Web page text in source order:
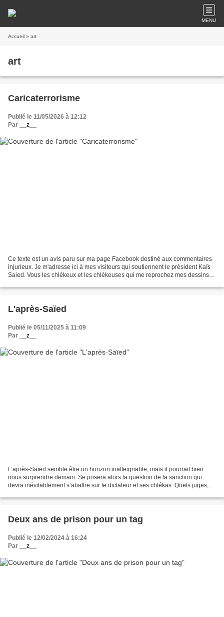
MENU
Accueil » art
art
Caricaterrorisme
Publié le 11/05/2026 à 12:12
Par
__z__
Ce texte est un avis paru sur ma page Facebook destiné aux commentaires
injurieux. Je m'adresse ici à mes visiteurs qui soutiennent le président Kaïs
Saied. Vous les chlékeux et les chlékeuses qui me reprochez mes dessins
L'après-Saïed
Publié le 05/11/2025 à 11:09
Par
__z__
L’après-Saïed semble être un horizon inatteignable, mais il pourrait bien
nous surprendre demain. Se posera alors la question de la sanction qui
devra inévitablement s’abattre sur le dictateur et ses chlékas. Quels juges, et
Deux ans de prison pour un tag
Publié le 12/02/2024 à 16:24
Par
__z__